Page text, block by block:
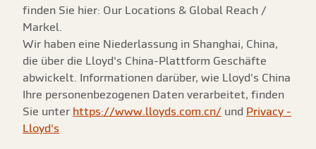
finden Sie hier: Our Locations & Global Reach /
Markel.
Wir haben eine Niederlassung in Shanghai, China,
die über die Lloyd's China-Plattform Geschäfte
abwickelt. Informationen darüber, wie Lloyd's China
Ihre personenbezogenen Daten verarbeitet, finden
Sie unter https://www.lloyds.com.cn/ und Privacy -
Lloyd's